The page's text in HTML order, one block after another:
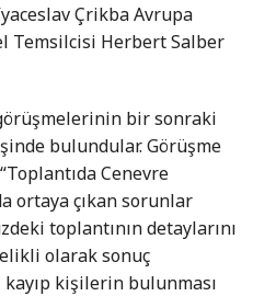
Çrikba Avrupa
Temsilcisi Herbert Salber
bir sonraki
bulundular. Görüşme
Cenevre
ortaya çıkan sorunlar
toplantının detaylarını
olarak sonuç
kayıp kişilerin bulunması